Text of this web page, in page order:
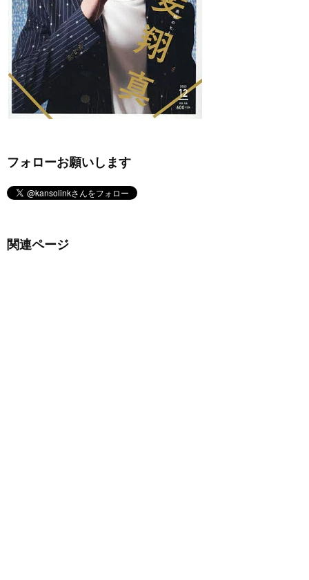
フォローお願いします
関連ページ